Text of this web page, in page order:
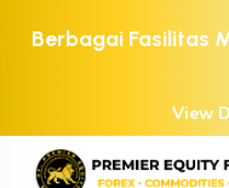
Berbagai Fasilitas
View